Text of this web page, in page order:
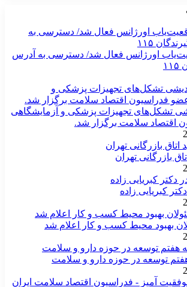
اورژانس فعال شد/ دسترسی به آدرس
تشکل‌های تجهیزات پزشکی و آزمایشگاهی
اقتصاد سلامت برگزار شد.
بازرگانی تهران
کبریایی زاده
بهبود محیط کسب و کار اعلام شد
هفتم توسعه در حوزه دارو و سلامت